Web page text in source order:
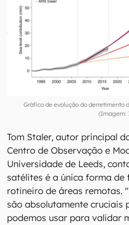
Gráfico de evolução do derretimento
(Imagem:
Tom Staler, autor principal
Centro de Observação e
Universidade de Leeds,
satélites é a única forma
rotineiro de áreas remotas.
são absolutamente cruciais
podemos usar para validar